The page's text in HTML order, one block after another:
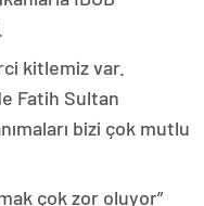
kitlemiz var.
Fatih Sultan
bizi çok mutlu
çok zor oluyor”